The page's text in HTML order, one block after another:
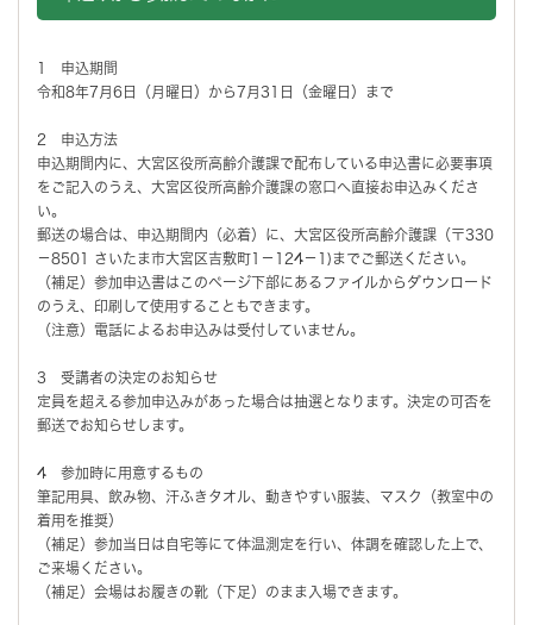
1 申込期間
令和8年7月6日（月曜日）から7月31日（金曜日）まで
2 申込方法
申込期間内に、大宮区役所高齢介護課で配布している申込書に必要事項
をご記入のうえ、大宮区役所高齢介護課の窓口へ直接お申込みくださ
い。
郵送の場合は、申込期間内（必着）に、大宮区役所高齢介護課（〒330
－8501 さいたま市大宮区吉敷町1－124－1)までご郵送ください。
（補足）参加申込書はこのページ下部にあるファイルからダウンロード
のうえ、印刷して使用することもできます。
（注意）電話によるお申込みは受付していません。
3 受講者の決定のお知らせ
定員を超える参加申込みがあった場合は抽選となります。決定の可否を
郵送でお知らせします。
4 参加時に用意するもの
筆記用具、飲み物、汗ふきタオル、動きやすい服装、マスク（教室中の
着用を推奨）
（補足）参加当日は自宅等にて体温測定を行い、体調を確認した上で、
ご来場ください。
（補足）会場はお履きの靴（下足）のまま入場できます。